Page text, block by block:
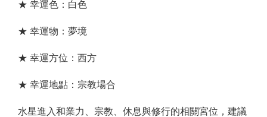
★ 幸運色：白色
★ 幸運物：夢境
★ 幸運方位：西方
★ 幸運地點：宗教場合
水星進入和業力、宗教、休息與修行的相關宮位，建議